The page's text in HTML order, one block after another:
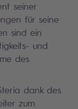
seiner
für seine
sind ein
und
des
dank des
zum